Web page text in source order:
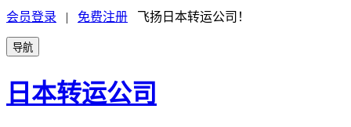
会员登录 | 免费注册 飞扬日本转运公司！
导航
日本转运公司